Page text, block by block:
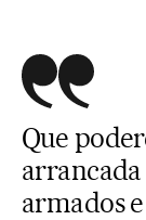
Que
arrancada
armados